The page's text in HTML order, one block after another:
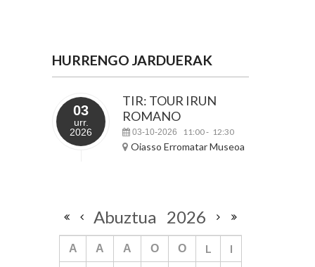
HURRENGO JARDUERAK
03
urr.
2026
TIR: TOUR IRUN
ROMANO
03-10-2026 11:00- 12:30
Oiasso Erromatar Museoa
Abuztua 2026
A A A O O L
I